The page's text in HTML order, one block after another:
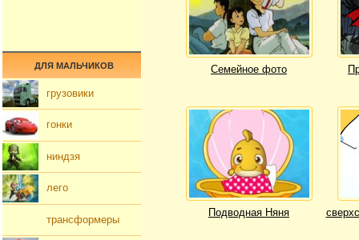
Семейное фото
Подводная Няня
ДЛЯ МАЛЬЧИКОВ
грузовики
гонки
ниндзя
лего
трансформеры